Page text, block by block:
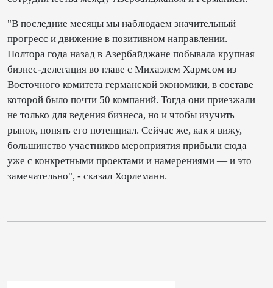
"В последние месяцы мы наблюдаем значительный
прогресс и движение в позитивном направлении.
Полтора года назад в Азербайджане побывала крупная
бизнес-делегация во главе с Михаэлем Хармсом из
Восточного комитета германской экономики, в составе
которой было почти 50 компаний. Тогда они приезжали
не только для ведения бизнеса, но и чтобы изучить
рынок, понять его потенциал. Сейчас же, как я вижу,
большинство участников мероприятия прибыли сюда
уже с конкретными проектами и намерениями — и это
замечательно", - сказал Хорлеманн.